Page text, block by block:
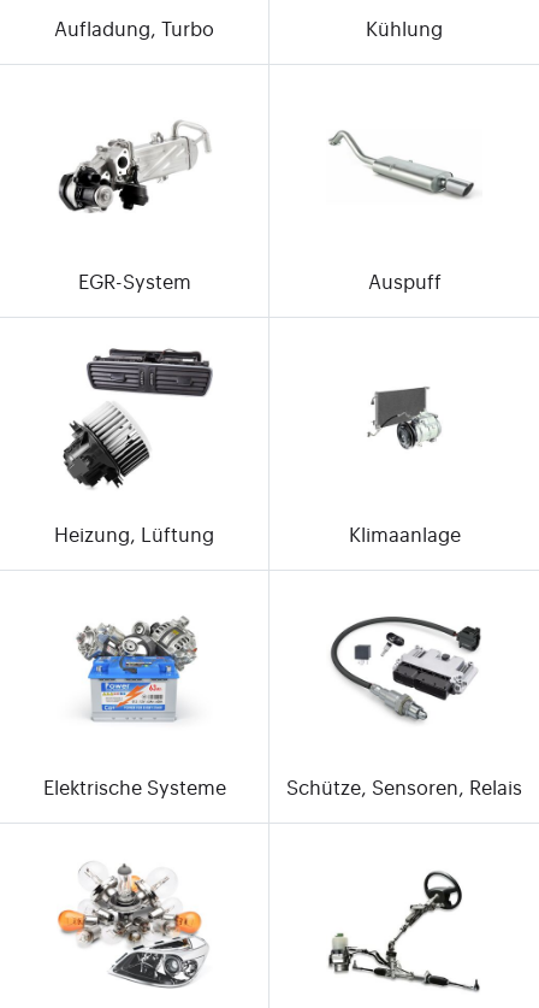
Aufladung, Turbo Kühlung
EGR-System Auspuff
Heizung, Lüftung Klimaanlage
Elektrische Systeme Schütze, Sensoren, Relais